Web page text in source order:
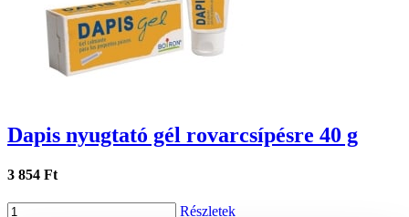
Dapis nyugtató gél rovarcsípésre 40 g
3 854 Ft
Részletek